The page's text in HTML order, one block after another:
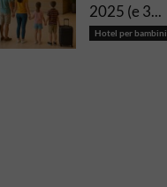
2025 (e 3...
Hotel per bambini